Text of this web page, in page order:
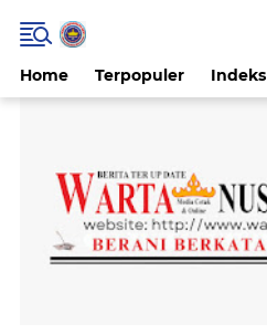
Home Terpopuler Indeks